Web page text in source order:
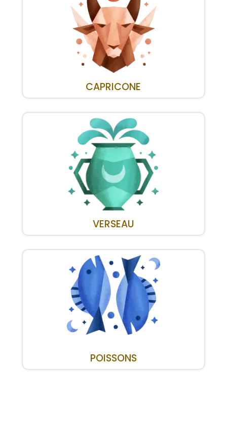
CAPRICONE
VERSEAU
POISSONS